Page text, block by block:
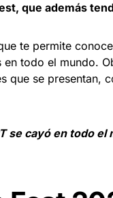
que además
te permite
todo el mundo.
que se presentan,
se cayó en todo el